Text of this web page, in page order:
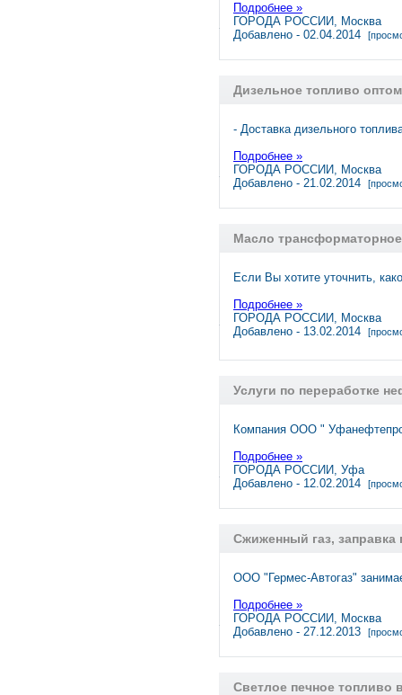
Подробнее »
ГОРОДА РОССИИ, Москва
Добавлено - 02.04.2014
Дизельное топливо
- Доставка дизельного
Подробнее »
ГОРОДА РОССИИ, Москва
Добавлено - 21.02.2014
Масло
Если Вы хотите уточнить,
Подробнее »
ГОРОДА РОССИИ, Москва
Добавлено - 13.02.2014
Услуги по переработке
Компания ООО "
Подробнее »
ГОРОДА РОССИИ, Уфа
Добавлено - 12.02.2014
Сжиженный газ, заправка
ООО "Гермес-Автогаз"
Подробнее »
ГОРОДА РОССИИ, Москва
Добавлено - 27.12.2013
Светлое печное топливо